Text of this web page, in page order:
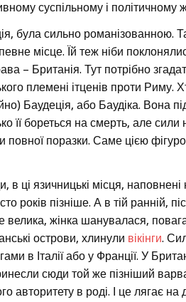
суспільному і політичному
була сильно романізованною.
певне місце. Їй теж ніби
– Британія. Тут потрібно
племені ітценів проти
Баудеція, або Баудіка. Вона
її бореться на смерть, але сили
повної поразки. Саме цією
в ці язичницькі місця,
років пізніше. А в тій ранній,
велика, жінка шанувалася,
острови, хлинули вікінги.
в Італії або у Франції. У
сюди той же пізніший
авторитету в роді. І це лягає